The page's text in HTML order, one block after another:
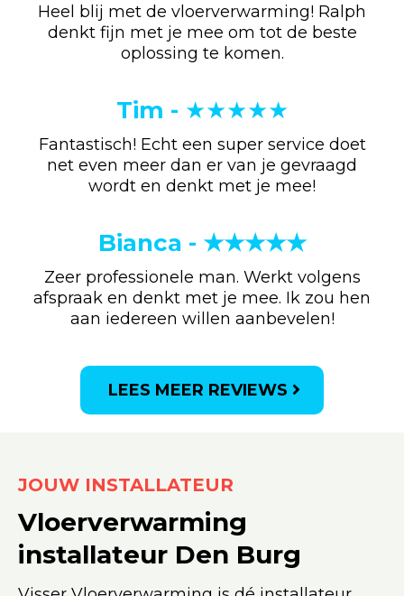
Heel blij met de vloerverwarming! Ralph
denkt fijn met je mee om tot de beste
oplossing te komen.
Tim - ★★★★★
Fantastisch! Echt een super service doet
net even meer dan er van je gevraagd
wordt en denkt met je mee!
Bianca - ★★★★★
Zeer professionele man. Werkt volgens
afspraak en denkt met je mee. Ik zou hen
aan iedereen willen aanbevelen!
LEES MEER REVIEWS
JOUW INSTALLATEUR
Vloerverwarming
installateur Den Burg